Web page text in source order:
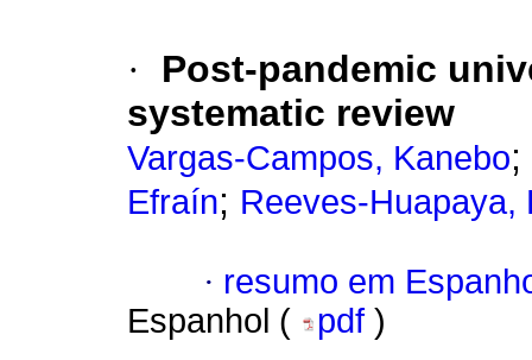
·
Post-pandemic
systematic review
Vargas-Campos, Kanebo;
Efraín; Reeves-Huapaya,
· resumo em
Espanhol (
pdf )